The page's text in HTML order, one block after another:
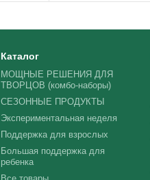
Каталог
МОЩНЫЕ РЕШЕНИЯ ДЛЯ
ТВОРЦОВ (комбо-наборы)
СЕЗОННЫЕ ПРОДУКТЫ
Экспериментальная неделя
Поддержка для взрослых
Большая поддержка для
ребенка